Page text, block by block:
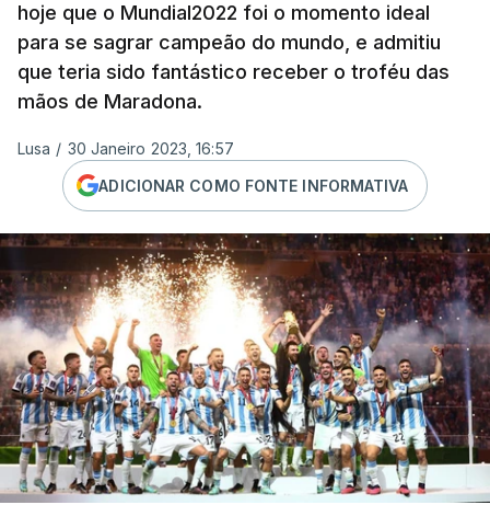
hoje que o Mundial2022 foi o momento ideal
para se sagrar campeão do mundo, e admitiu
que teria sido fantástico receber o troféu das
mãos de Maradona.
Lusa / 30 Janeiro 2023, 16:57
ADICIONAR COMO FONTE INFORMATIVA